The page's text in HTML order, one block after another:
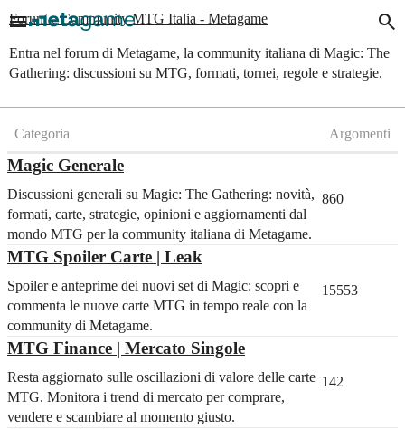
menu search
Forum e Community MTG Italia - Metagame
Entra nel forum di Metagame, la community italiana di Magic: The
Gathering: discussioni su MTG, formati, tornei, regole e strategie.
Categoria Argomenti
Magic Generale
Discussioni generali su Magic: The Gathering: novità,
formati, carte, strategie, opinioni e aggiornamenti dal
mondo MTG per la community italiana di Metagame.
860
MTG Spoiler Carte | Leak
Spoiler e anteprime dei nuovi set di Magic: scopri e
commenta le nuove carte MTG in tempo reale con la
community di Metagame.
15553
MTG Finance | Mercato Singole
Resta aggiornato sulle oscillazioni di valore delle carte
MTG. Monitora i trend di mercato per comprare,
vendere e scambiare al momento giusto.
142